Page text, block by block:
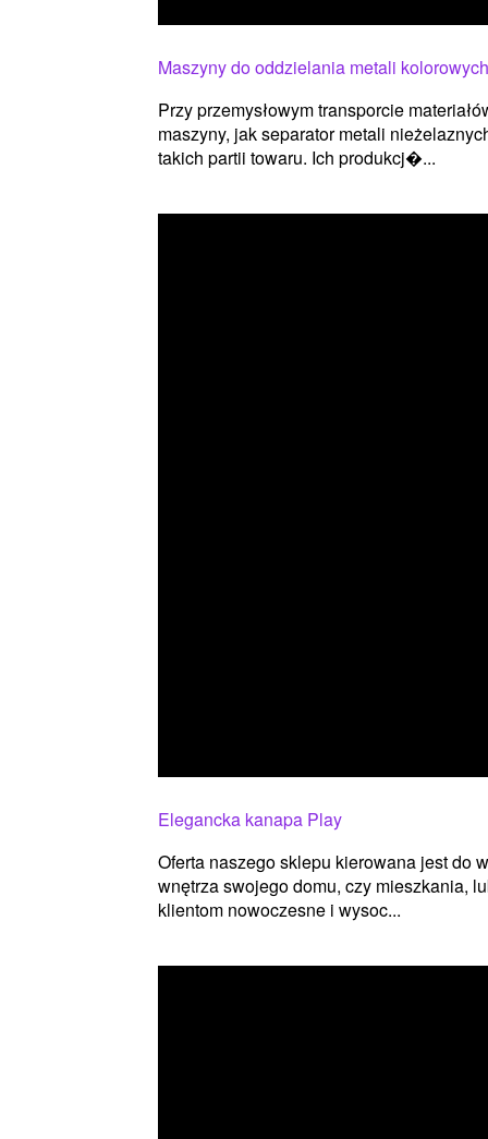
Maszyny do oddzielania metali kolorowych
Przy przemysłowym transporcie
maszyny, jak separator metali
takich partii towaru. Ich produkcj�...
Elegancka kanapa Play
Oferta naszego sklepu kierowana jest do
wnętrza swojego domu, czy mieszkania,
klientom nowoczesne i wysoc...